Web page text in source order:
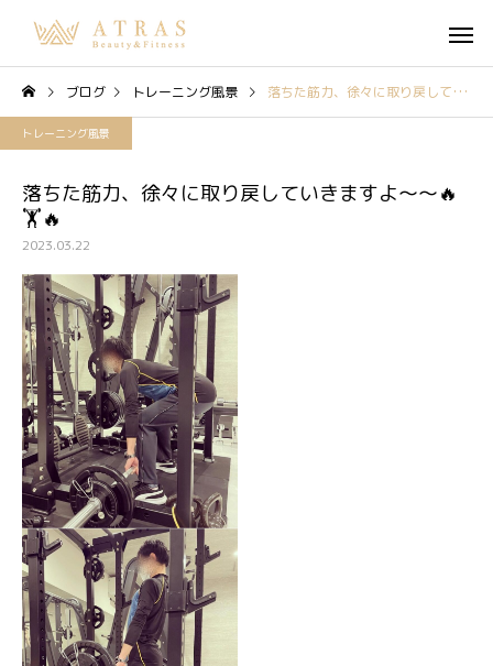
ブログ トレーニング風景 落ちた筋力、徐々に取り戻していきますよ〜〜🔥🏋️🔥
トレーニング風景
落ちた筋力、徐々に取り戻していきますよ〜〜🔥
🏋️🔥
2023.03.22